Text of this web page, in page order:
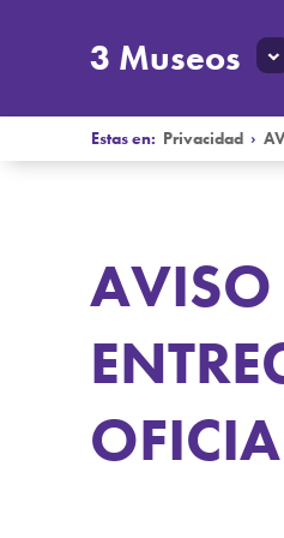
3 Museos
Estas en: Privacidad ›
AVISO